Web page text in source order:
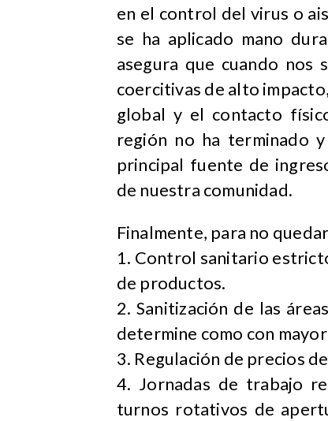
en el control del virus o
se ha aplicado mano
asegura que cuando nos
coercitivas de alto
global y el contacto
región no ha terminado
principal fuente de
de nuestra comunidad.
Finalmente, para no
1. Control sanitario
de productos.
2. Sanitización de las
determine como con
3. Regulación de precios
4. Jornadas de trabajo
turnos rotativos de